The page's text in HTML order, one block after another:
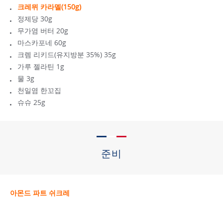
크레뮈 카라멜(150g)
정제당 30g
무가염 버터 20g
마스카포네 60g
크렘 리키드(유지방분 35%) 35g
가루 젤라틴 1g
물 3g
천일염 한꼬집
슈슈 25g
준비
아몬드 파트 쉬크레